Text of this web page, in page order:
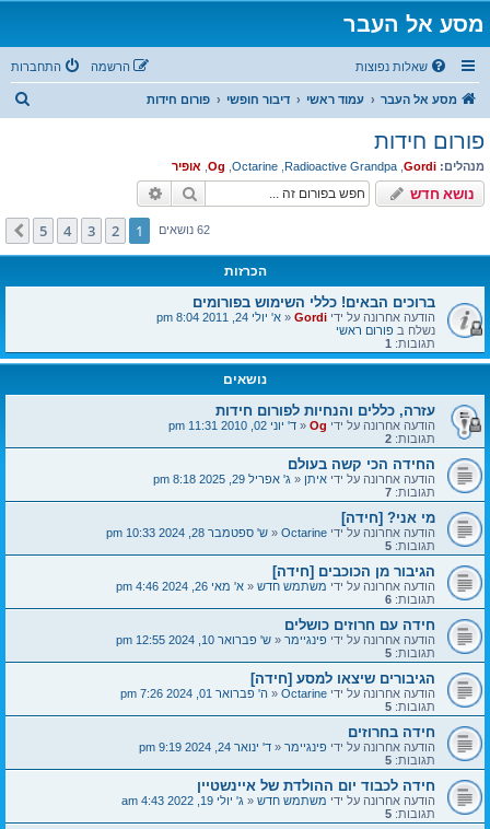
מסע אל העבר
שאלות נפוצות התחברות הרשמה
מסע אל העבר עמוד ראשי דיבור חופשי פורום חידות
ח
פורום חידות
מנהלים: Gordi
,
Radioactive Grandpa
,
Octarine
,
Og
, אופיר
נושא חדש חיפוש
62 נושאים 1
2
3
4
5 הבא
הכרזות
ברוכים הבאים! כללי השימוש בפורומים
הודעה אחרונה על ידי Gordi
«א' יולי 24, 2011 8:04 pm
נשלח בפורום ראשי
תגובות: 1
נושאים
עזרה, כללים והנחיות לפורום חידות
הודעה אחרונה על ידי Og
«ד' יוני 02, 2010 11:31 pm
תגובות: 2
החידה הכי קשה בעולם
הודעה אחרונה על ידי איתן«ג' אפריל 29, 2025 8:18 pm
תגובות: 7
מי אני? [חידה]
הודעה אחרונה על ידי Octarine
«ש' ספטמבר 28, 2024 10:33 pm
תגובות: 5
הגיבור מן הכוכבים [חידה]
הודעה אחרונה על ידי משתמש חדש«א' מאי 26, 2024 4:46 pm
תגובות: 6
חידה עם חרוזים כושלים
הודעה אחרונה על ידי פינגיימר«ש' פברואר 10, 2024 12:55 pm
תגובות: 5
הגיבורים שיצאו למסע [חידה]
הודעה אחרונה על ידי Octarine
«ה' פברואר 01, 2024 7:26 pm
תגובות: 5
חידה בחרוזים
הודעה אחרונה על ידי פינגיימר«ד' ינואר 24, 2024 9:19 pm
תגובות: 5
חידה לכבוד יום ההולדת של איינשטיין
הודעה אחרונה על ידי משתמש חדש«ג' יולי 19, 2022 4:43 am
תגובות: 5